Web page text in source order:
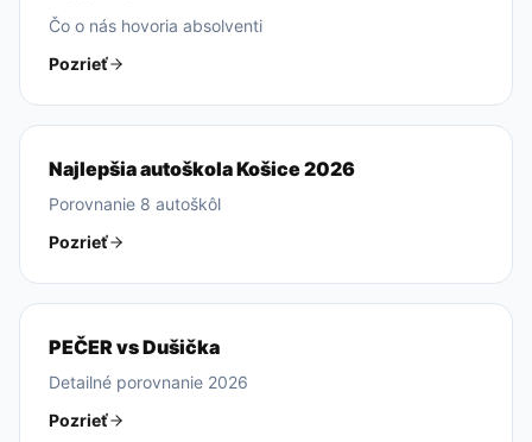
Čo o nás hovoria absolventi
Pozrieť
Najlepšia autoškola Košice 2026
Porovnanie 8 autoškôl
Pozrieť
PEČER vs Dušička
Detailné porovnanie 2026
Pozrieť